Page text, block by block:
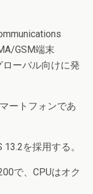
GSM端末
ローバル向けに発
ートフォンであ
を採用する。
で、CPUはオク